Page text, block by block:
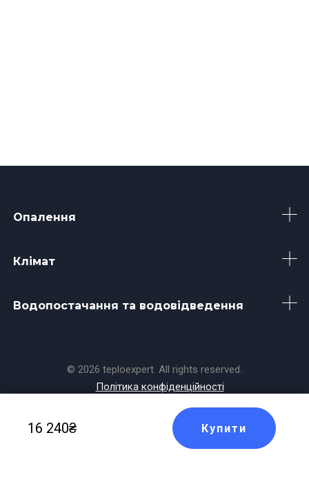
16 240₴ Купити
Опалення
Клімат
Водопостачання та водовідведення
© 2026 teploexpert. All rights reserved.
Політика конфіденційності
byKoala
Masters